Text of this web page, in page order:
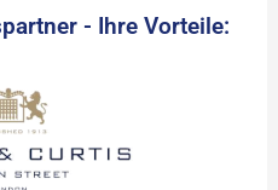
- Ihre Vorteile: